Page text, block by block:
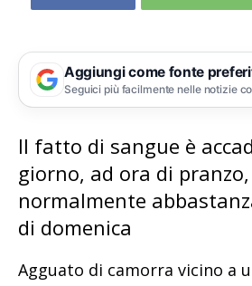
Aggiungi come fonte
Seguici più facilmente nelle notizie
Il fatto di sangue è
giorno, ad ora di
normalmente
di domenica
Agguato di camorra vicino a